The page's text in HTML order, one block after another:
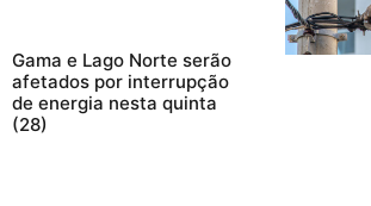
Gama e Lago Norte serão
afetados por interrupção
de energia nesta quinta
(28)